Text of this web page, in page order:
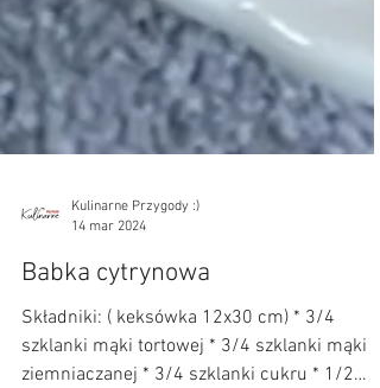
14 mar 2024
Babka cytrynowa
Składniki: ( keksówka 12x30 cm) * 3/4